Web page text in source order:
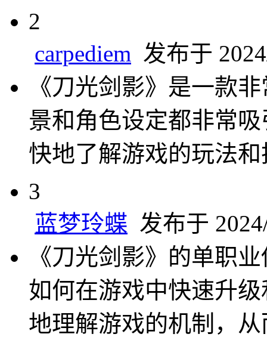
2
carpediem 发布于
《刀光剑影》是一款
景和角色设定都非常
快地了解游戏的玩法
3
蓝梦玲蝶 发布于
《刀光剑影》的单职
如何在游戏中快速升
地理解游戏的机制，